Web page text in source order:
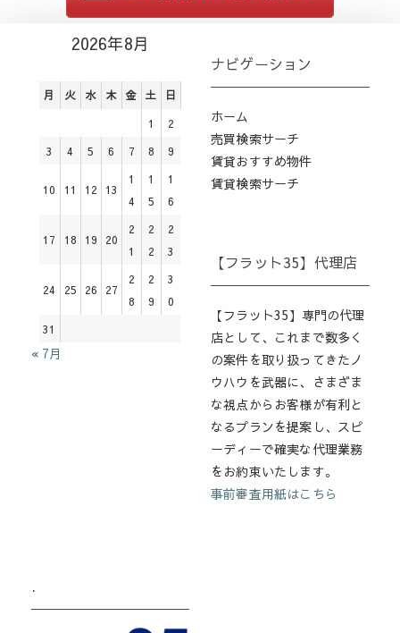
2026年8月
月 火 水 木 金 土 日
1
2
3
4 5 6 7 8 9
10 11 12 13
1
4
1
5
1
6
17 18 19 20
2
1
2
2
2
3
24 25 26 27
2
8
2
9
3
0
31
« 7月
ナビゲーション
ホーム
売買検索サーチ
賃貸おすすめ物件
賃貸検索サーチ
【フラット35】代理店
【フラット35】専門の代理
店として、これまで数多く
の案件を取り扱ってきたノ
ウハウを武器に、さまざま
な視点からお客様が有利と
なるプランを提案し、スピ
ーディーで確実な代理業務
をお約束いたします。
事前審査用紙はこちら
.